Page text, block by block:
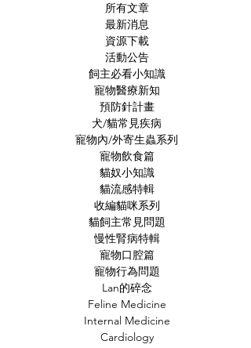
貓咪血尿怎麼辦｜專業獸
醫解析：三大成因、必要
檢查與治療方針
所有文章
最新消息
資源下載
活動公告
飼主必看小知識
寵物醫療新知
預防針計畫
犬/貓常見疾病
寵物內/外寄生蟲系列
寵物飲食篇
貓奴小知識
貓流感特輯
收編貓咪系列
貓飼主常見問題
慢性腎病特輯
寵物口腔篇
寵物行為問題
Lan的碎念
Feline Medicine
Internal Medicine
Cardiology